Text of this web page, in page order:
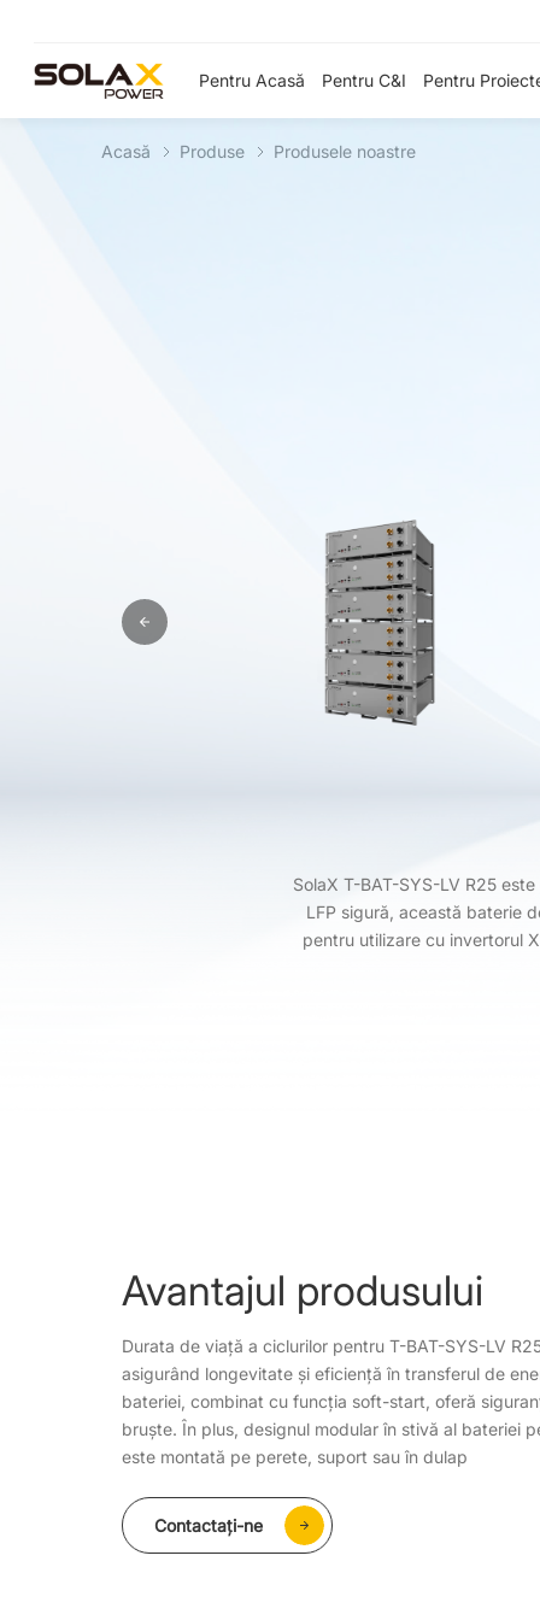
Pentru Acasă Pentru C&I Pentru
Acasă Produse Produsele noastre
SolaX T-BAT-SYS-LV R25
LFP sigură, această baterie
pentru utilizare cu invertorul
Avantajul produsului
Durata de viață a ciclurilor pentru T-BAT-SYS-LV
asigurând longevitate și eficiență în transferul de
bateriei, combinat cu funcția soft-start, oferă
bruște. În plus, designul modular în stivă al bateriei
este montată pe perete, suport sau în dulap
Contactaţi-ne